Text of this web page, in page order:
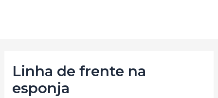
Linha de frente na
esponja